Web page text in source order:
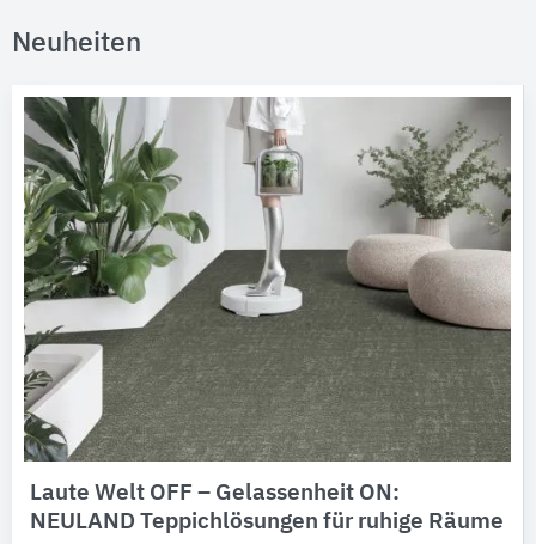
Neuheiten
Laute Welt OFF – Gelassenheit ON:
NEULAND Teppichlösungen für ruhige Räume